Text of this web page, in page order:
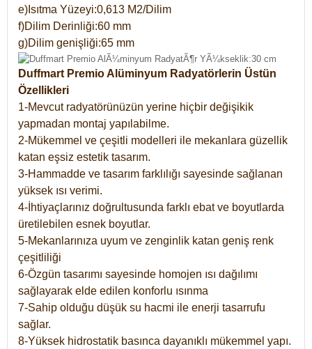
e)Isıtma Yüzeyi:0,613 M2/Dilim
f)Dilim Derinliği:60 mm
g)Dilim genişliği:65 mm
Duffmart Premio Alüminyum Radyatörlerin Üstün
Özellikleri
1-Mevcut radyatörünüzün yerine hiçbir değişikik
yapmadan montaj yapılabilme.
2-Mükemmel ve çeşitli modelleri ile mekanlara güzellik
katan eşsiz estetik tasarım.
3-Hammadde ve tasarım farklılığı sayesinde sağlanan
yüksek ısı verimi.
4-İhtiyaçlarınız doğrultusunda farklı ebat ve boyutlarda
üretilebilen esnek boyutlar.
5-Mekanlarınıza uyum ve zenginlik katan geniş renk
çeşitliliği
6-Özgün tasarımı sayesinde homojen ısı dağılımı
sağlayarak elde edilen konforlu ısınma
7-Sahip olduğu düşük su hacmi ile enerji tasarrufu
sağlar.
8-Yüksek hidrostatik basınca dayanıklı mükemmel yapı.